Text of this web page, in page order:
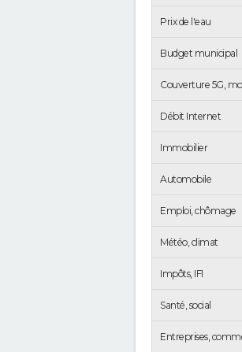
Prix de l'eau
Budget municipal
Couverture 5G,
Débit Internet
Immobilier
Automobile
Emploi, chômage
Météo, climat
Impôts, IFI
Santé, social
Entreprises,